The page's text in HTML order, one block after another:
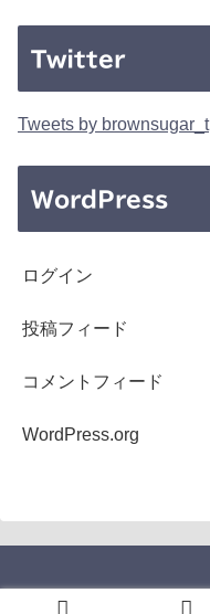
Twitter
Tweets by brownsugar_t
WordPress
ログイン
投稿フィード
コメントフィード
WordPress.org